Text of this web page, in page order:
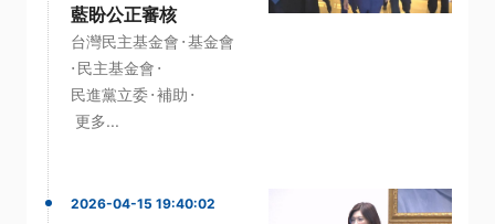
藍盼公正審核
台灣民主基金會 ·基金會
· 民主基金會 ·
民進黨立委·補助 ·
更多...
2026-04-15 19:40:02